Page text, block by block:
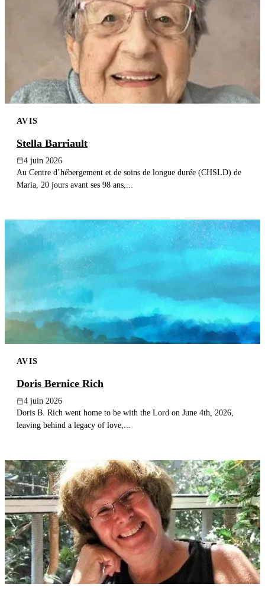
AVIS
Stella Barriault
4 juin 2026
Au Centre d’hébergement et de soins de longue durée (CHSLD) de
Maria, 20 jours avant ses 98 ans,...
AVIS
Doris Bernice Rich
4 juin 2026
Doris B. Rich went home to be with the Lord on June 4th, 2026,
leaving behind a legacy of love,...